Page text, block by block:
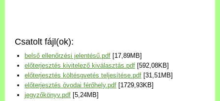
Választási információk
Versenyképes Járások
Program
Csatolt fájl(ok):
belső ellenőrzési jelentésű.pdf [17,89MB]
előterjesztés kivitelező kiválasztás.pdf [592,08KB]
előterjesztés költésgvetés teljesítése.pdf [31,51MB]
előterjesztés óvodai férőhely.pdf [1729,93KB]
jegyzőkönyv.pdf [5,24MB]